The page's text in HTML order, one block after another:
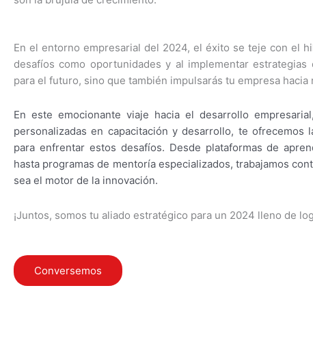
En el entorno empresarial del 2024, el éxito se teje con el
desafíos como oportunidades y al implementar
para el futuro, sino que también impulsarás tu empresa
En este emocionante viaje hacia el desarrollo
personalizadas en capacitación y desarrollo, te ofrecemos
para enfrentar estos desafíos. Desde plataformas de
hasta programas de mentoría especializados, trabajamos
sea el motor de la innovación.
¡Juntos, somos tu aliado estratégico para un 2024 lleno de
Conversemos